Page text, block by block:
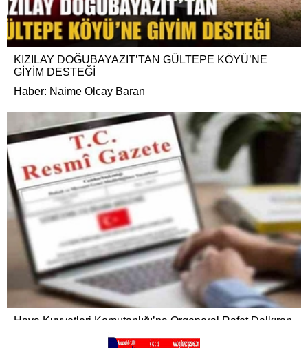
KIZILAY DOĞUBAYAZIT’TAN GÜLTEPE KÖYÜ’NE
GİYİM DESTEĞİ
Haber: Naime Olcay Baran
Hava Kuvvetleri Komutanlığı’na Orgeneral Rafet Dalkıran